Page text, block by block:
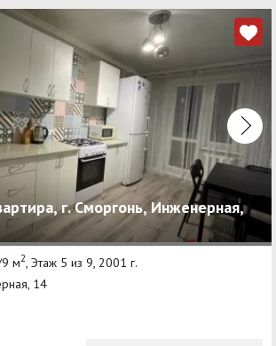
г. Сморгонь, Инженерная,
9 м2, Этаж 5 из 9, 2001 г.
14